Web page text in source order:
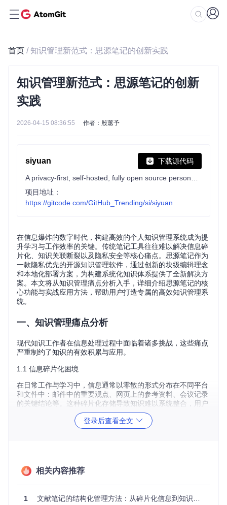
首页 / 知识管理新范式：思源笔记的创新实践
知识管理新范式：思源笔记的创新
实践
2026-04-15 08:36:55 作者：殷蕙予
siyuan 下载源代码
项目地址：
https://gitcode.com/GitHub_Trending/si/siyuan
在信息爆炸的数字时代，构建高效的个人知识管理系统成为提
升学习与工作效率的关键。传统笔记工具往往难以解决信息碎
片化、知识关联断裂以及隐私安全等核心痛点。思源笔记作为
一款隐私优先的开源知识管理软件，通过创新的块级编辑理念
和本地化部署方案，为构建系统化知识体系提供了全新解决方
案。本文将从知识管理痛点分析入手，详细介绍思源笔记的核
心功能与实战应用方法，帮助用户打造专属的高效知识管理系
统。
一、知识管理痛点分析
现代知识工作者在信息处理过程中面临着诸多挑战，这些痛点
严重制约了知识的有效积累与应用。
1.1 信息碎片化困境
在日常工作与学习中，信息通常以零散的形式分布在不同平台
和文件中：邮件中的重要观点、网页上的参考资料、会议记录
的关键结论等。这种碎片化存储导致知识难以系统整合，用户
往往需要在多个应用间切换才能获取完整信息，不仅降低了工
作效率，还容易造成重要内容的遗漏。据调查，知识工作者平
均每天要花费20%的时间用于查找分散的信息资源。
的复杂关联。当我们学习一个新概念时，往往需要参考多个相
法建立有效连接而变成"信息孤岛"，难以发挥其真正价值。
登录后查看全文
相关内容推荐
1 文献笔记的结构化管理方法：从碎片化信息到知识晶体化